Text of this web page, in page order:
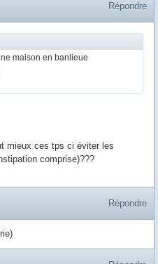
Répondre
maison en banlieue
mieux ces tps ci éviter les
comprise)???
Répondre